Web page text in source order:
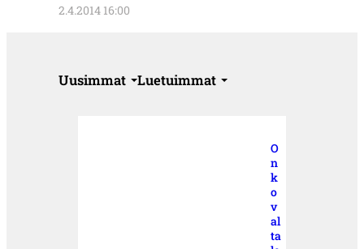
2.4.2014 16:00
Uusimmat Luetuimmat
O
n
k
o
v
al
ta